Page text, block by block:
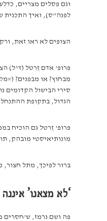
לפנה”ס), ואיך התכנית
הצופים לא ראו זאת, ורק שמעו שוב ושוב, ש’ישראל’ הופיעה רק
פרופ’ אדם זֵרטל (ז”ל)
מבחוץ? או מבפנים?
סירי הבישול הקדומים
הגדול, בתקופת
פרופ’ זֵרטל גם הוכיח
מונותיאיסטי מובהק,
ברור לפיכך, מתל חצור,
‘לא מצאנו’
פה ושם נרמז, ש’חסרים